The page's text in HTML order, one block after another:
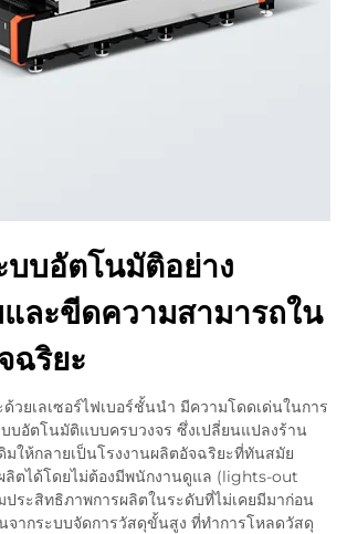
บบอัตโนมัติอย่าง
ละขีดความสามารถใน
ฉริยะ
วยเลเซอร์ไฟเบอร์ชั้นนำ มีความโดดเด่นในการ
บอัตโนมัติแบบครบวงจร ซึ่งเปลี่ยนแปลงร้าน
มให้กลายเป็นโรงงานผลิตอัจฉริยะที่ทันสมัย
ลิตได้โดยไม่ต้องมีพนักงานดูแล (lights-out
ระสิทธิภาพการผลิตในระดับที่ไม่เคยมีมาก่อน
จากระบบจัดการวัสดุขั้นสูง ที่ทำการโหลดวัสดุ